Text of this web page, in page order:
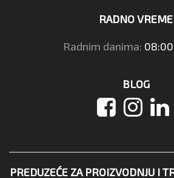
RADNO VREME
Radnim danima:
BLOG
PREDUZEĆE ZA PROIZVODNJU I